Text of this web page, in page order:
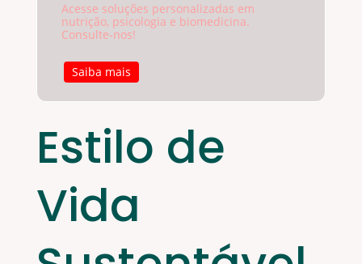
Acesse soluções personalizadas em
nutrição, psicologia e biomedicina.
Consulte-nos!
Saiba mais
Estilo de
Vida